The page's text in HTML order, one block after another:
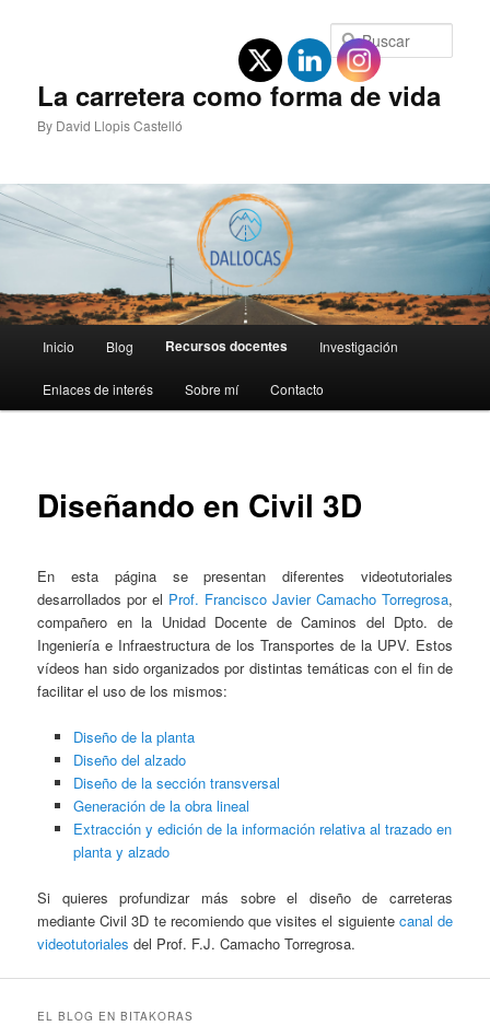
La carretera como forma de vida
By David Llopis Castelló
principal
Inicio Blog Recursos docentes Investigación
Enlaces de interés Sobre mí Contacto
Diseñando en Civil 3D
En esta página se presentan diferentes videotutoriales
desarrollados por el Prof. Francisco Javier Camacho Torregrosa,
compañero en la Unidad Docente de Caminos del Dpto. de
Ingeniería e Infraestructura de los Transportes de la UPV. Estos
vídeos han sido organizados por distintas temáticas con el fin de
facilitar el uso de los mismos:
Diseño de la planta
Diseño del alzado
Diseño de la sección transversal
Generación de la obra lineal
Extracción y edición de la información relativa al trazado en
planta y alzado
Si quieres profundizar más sobre el diseño de carreteras
mediante Civil 3D te recomiendo que visites el siguiente canal de
videotutoriales del Prof. F.J. Camacho Torregrosa.
EL BLOG EN BITAKORAS